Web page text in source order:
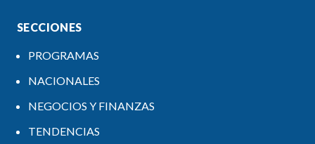
SECCIONES
PROGRAMAS
NACIONALES
NEGOCIOS Y FINANZAS
TENDENCIAS